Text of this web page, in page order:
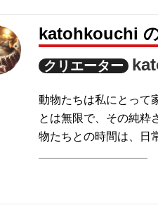
katohkouchi
クリエーター
動物たちは私にとって
とは無限で、その純粋
物たちとの時間は、日
を感じさせてくれる貴